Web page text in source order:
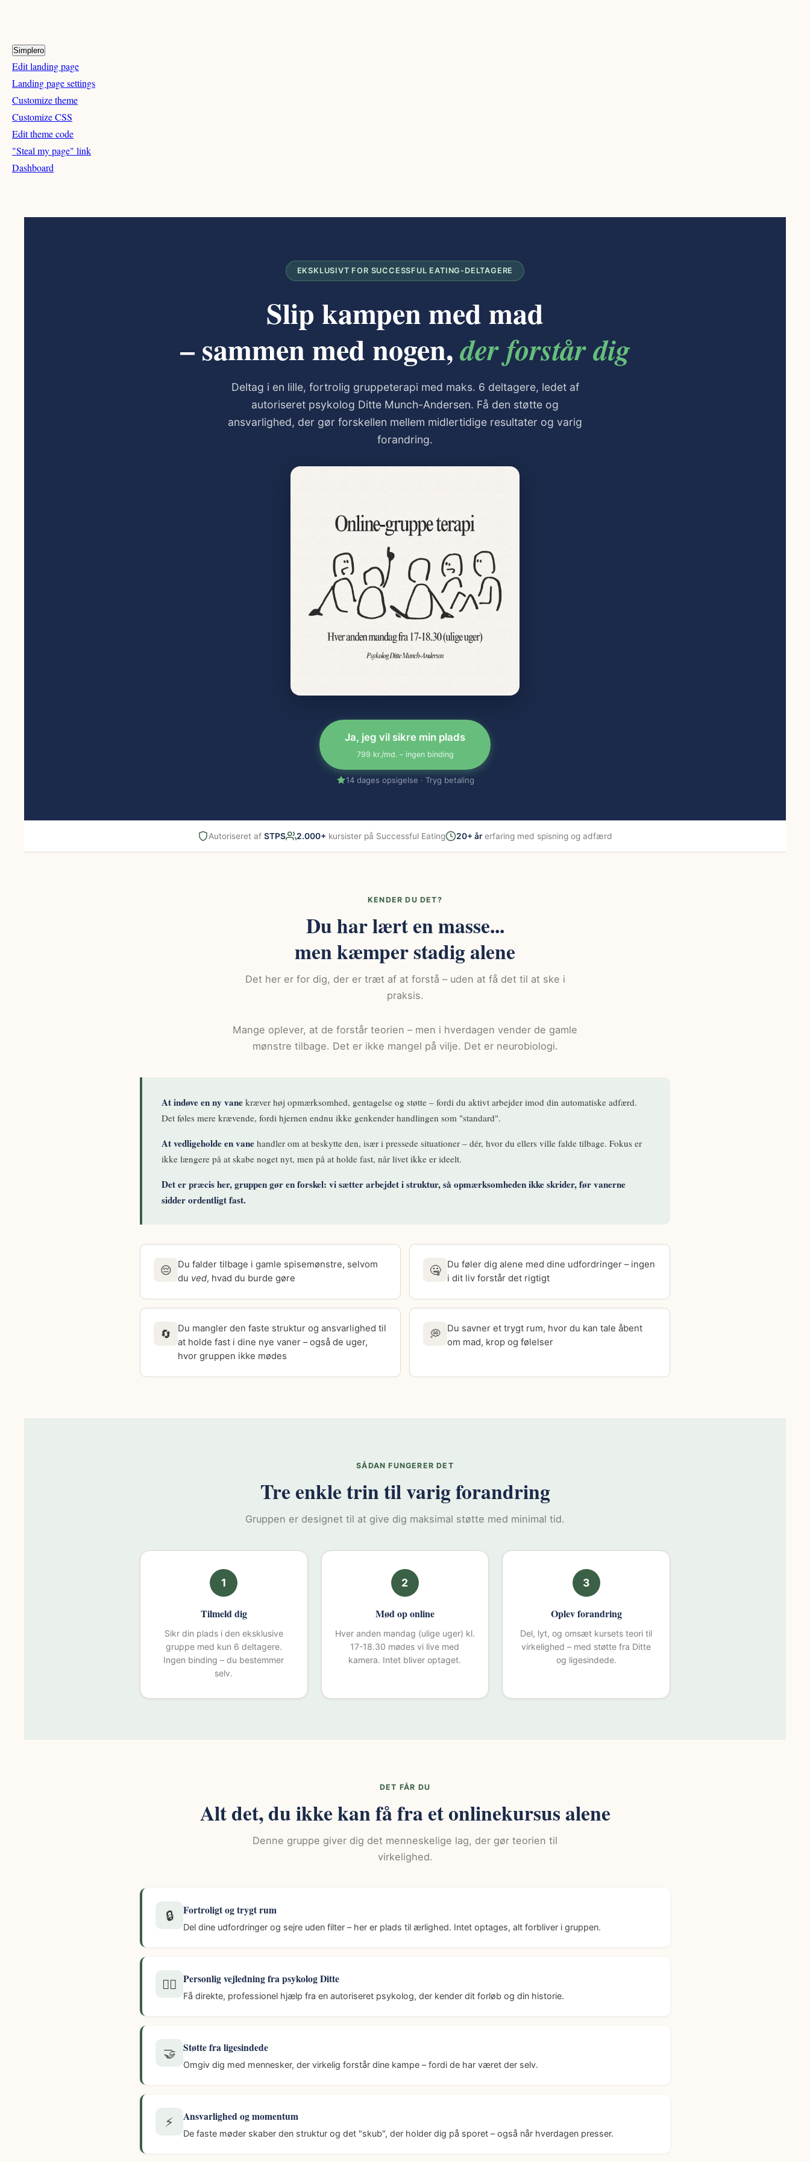
Simplero
Edit landing page
Landing page settings
Customize theme
Customize CSS
Edit theme code
"Steal my page" link
Dashboard
EKSKLUSIVT FOR SUCCESSFUL EATING-DELTAGERE
Slip kampen med mad
– sammen med nogen,der forstår dig
Deltag i en lille, fortrolig gruppeterapi med maks. 6 deltagere, ledet af
autoriseret psykolog Ditte Munch-Andersen. Få den støtte og
ansvarlighed, der gør forskellen mellem midlertidige resultater og varig
forandring.
Ja, jeg vil sikre min plads
799 kr./md. – ingen binding
14 dages opsigelse · Tryg betaling
Autoriseret af STPS 2.000+ kursister på Successful Eating 20+ årerfaring med spisning og adfærd
KENDER DU DET?
Du har lært en masse...
men kæmper stadig alene
Det her er for dig, der er træt af at forstå – uden at få det til at ske i
praksis.
Mange oplever, at de forstår teorien – men i hverdagen vender de gamle
mønstre tilbage. Det er ikke mangel på vilje. Det er neurobiologi.
At indøve en ny vane kræver høj opmærksomhed, gentagelse og støtte – fordi du aktivt arbejder imod din automatiske adfærd.
Det føles mere krævende, fordi hjernen endnu ikke genkender handlingen som "standard".
At vedligeholde en vane handler om at beskytte den, især i pressede situationer – dér, hvor du ellers ville falde tilbage. Fokus er
ikke længere på at skabe noget nyt, men på at holde fast, når livet ikke er ideelt.
Det er præcis her, gruppen gør en forskel: vi sætter arbejdet i struktur, så opmærksomheden ikke skrider, før vanerne
sidder ordentligt fast.
😔
Du falder tilbage i gamle spisemønstre, selvom
du ved, hvad du burde gøre
🤐
Du føler dig alene med dine udfordringer – ingen
i dit liv forstår det rigtigt
🔄
Du mangler den faste struktur og ansvarlighed til
at holde fast i dine nye vaner – også de uger,
hvor gruppen ikke mødes
💭
Du savner et trygt rum, hvor du kan tale åbent
om mad, krop og følelser
SÅDAN FUNGERER DET
Tre enkle trin til varig forandring
Gruppen er designet til at give dig maksimal støtte med minimal tid.
1
Tilmeld dig
Sikr din plads i den eksklusive
gruppe med kun 6 deltagere.
Ingen binding – du bestemmer
selv.
2
Mød op online
Hver anden mandag (ulige uger) kl.
17-18.30 mødes vi live med
kamera. Intet bliver optaget.
3
Oplev forandring
Del, lyt, og omsæt kursets teori til
virkelighed – med støtte fra Ditte
og ligesindede.
DET FÅR DU
Alt det, du ikke kan få fra et onlinekursus alene
Denne gruppe giver dig det menneskelige lag, der gør teorien til
virkelighed.
🔒 Fortroligt og trygt rum
Del dine udfordringer og sejre uden filter – her er plads til ærlighed. Intet optages, alt forbliver i gruppen.
👩‍⚕️ Personlig vejledning fra psykolog Ditte
Få direkte, professionel hjælp fra en autoriseret psykolog, der kender dit forløb og din historie.
🤝 Støtte fra ligesindede
Omgiv dig med mennesker, der virkelig forstår dine kampe – fordi de har været der selv.
⚡ Ansvarlighed og momentum
De faste møder skaber den struktur og det "skub", der holder dig på sporet – også når hverdagen presser.